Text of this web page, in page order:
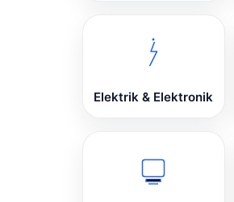
Elektrik & Elektronik